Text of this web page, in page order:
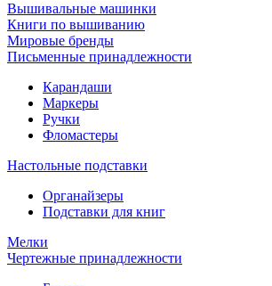
Вышивальные машинки
Книги по вышиванию
Мировые бренды
Письменные принадлежности
Карандаши
Маркеры
Ручки
Фломастеры
Настольные подставки
Органайзеры
Подставки для книг
Мелки
Чертежные принадлежности